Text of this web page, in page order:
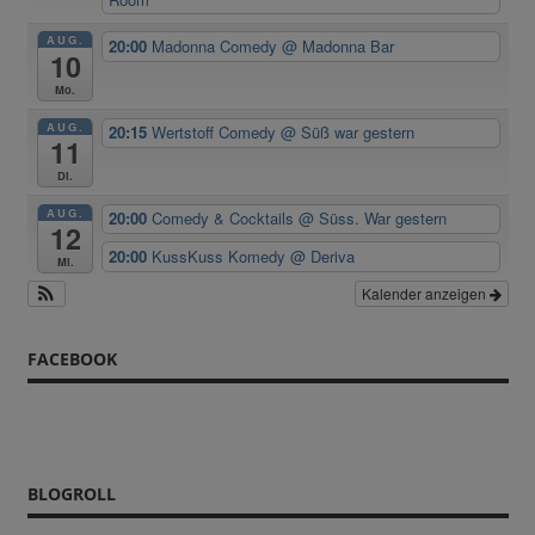
AUG.
10
Mo.
20:00 Madonna Comedy@ Madonna Bar
AUG.
11
Di.
20:15Wertstoff Comedy@ Süß war gestern
AUG.
12
Mi.
20:00Comedy & Cocktails@ Süss. War gestern
20:00 KussKuss Komedy@ Deriva
Kalender anzeigen
FACEBOOK
BLOGROLL